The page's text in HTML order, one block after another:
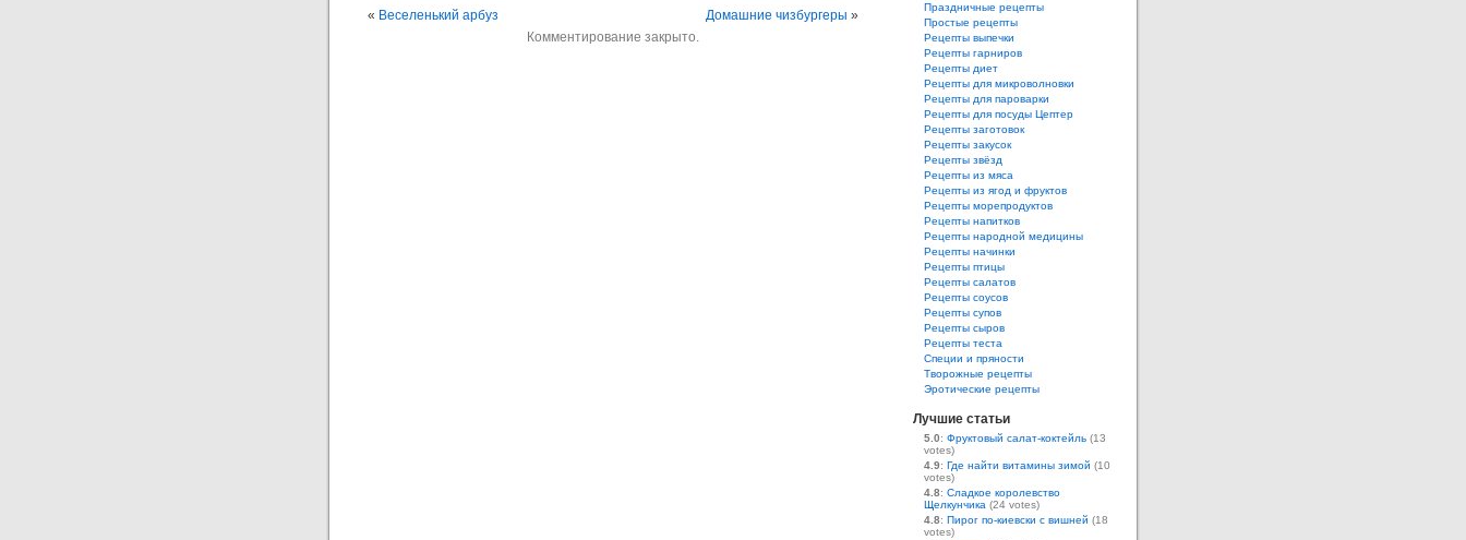
« Веселенький арбуз Домашние чизбургеры »
Комментирование закрыто.
Праздничные рецепты
Простые рецепты
Рецепты выпечки
Рецепты гарниров
Рецепты диет
Рецепты для микроволновки
Рецепты для пароварки
Рецепты для посуды Цептер
Рецепты заготовок
Рецепты закусок
Рецепты звёзд
Рецепты из мяса
Рецепты из ягод и фруктов
Рецепты морепродуктов
Рецепты напитков
Рецепты народной медицины
Рецепты начинки
Рецепты птицы
Рецепты салатов
Рецепты соусов
Рецепты супов
Рецепты сыров
Рецепты теста
Специи и пряности
Творожные рецепты
Эротические рецепты
Лучшие статьи
5.0: Фруктовый салат-коктейль (13
votes)
4.9: Где найти витамины зимой (10
votes)
4.8: Сладкое королевство
Щелкунчика (24 votes)
4.8: Пирог по-киевски с вишней (18
votes)